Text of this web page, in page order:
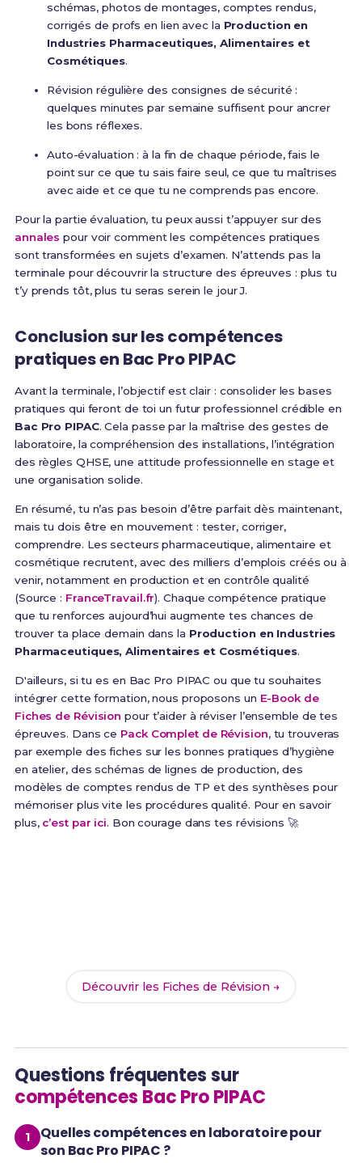
schémas, photos de montages, comptes rendus,
corrigés de profs en lien avec la Production en
Industries Pharmaceutiques, Alimentaires et
Cosmétiques.
Révision régulière des consignes de sécurité :
quelques minutes par semaine suffisent pour ancrer
les bons réflexes.
Auto-évaluation : à la fin de chaque période, fais le
point sur ce que tu sais faire seul, ce que tu maîtrises
avec aide et ce que tu ne comprends pas encore.
Pour la partie évaluation, tu peux aussi t’appuyer sur des
annales pour voir comment les compétences pratiques
sont transformées en sujets d’examen. N’attends pas la
terminale pour découvrir la structure des épreuves : plus tu
t’y prends tôt, plus tu seras serein le jour J.
Conclusion sur les compétences
pratiques en Bac Pro PIPAC
Avant la terminale, l’objectif est clair : consolider les bases
pratiques qui feront de toi un futur professionnel crédible en
Bac Pro PIPAC. Cela passe par la maîtrise des gestes de
laboratoire, la compréhension des installations, l’intégration
des règles QHSE, une attitude professionnelle en stage et
une organisation solide.
En résumé, tu n’as pas besoin d’être parfait dès maintenant,
mais tu dois être en mouvement : tester, corriger,
comprendre. Les secteurs pharmaceutique, alimentaire et
cosmétique recrutent, avec des milliers d’emplois créés ou à
venir, notamment en production et en contrôle qualité
(Source : FranceTravail.fr). Chaque compétence pratique
que tu renforces aujourd’hui augmente tes chances de
trouver ta place demain dans la Production en Industries
Pharmaceutiques, Alimentaires et Cosmétiques.
D'ailleurs, si tu es en Bac Pro PIPAC ou que tu souhaites
intégrer cette formation, nous proposons un E-Book de
Fiches de Révision pour t’aider à réviser l’ensemble de tes
épreuves. Dans ce Pack Complet de Révision, tu trouveras
par exemple des fiches sur les bonnes pratiques d’hygiène
en atelier, des schémas de lignes de production, des
modèles de comptes rendus de TP et des synthèses pour
mémoriser plus vite les procédures qualité. Pour en savoir
plus, c’est par ici. Bon courage dans tes révisions 🚀
Découvrir les Fiches de Révision →
Questions fréquentes sur
compétences Bac Pro PIPAC
Quelles compétences en laboratoire pour
son Bac Pro PIPAC ?